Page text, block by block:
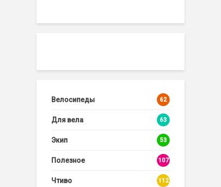
Велосипеды 62
Для вела 63
Экип 53
Полезное 107
Чтиво 112